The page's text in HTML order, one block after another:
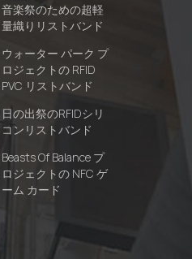
音楽祭のための超軽
量織りリストバンド
ウォーター パーク プ
ロジェクトの RFID
PVC リストバンド
日の出祭のRFIDシリ
コンリストバンド
Beasts Of Balance プ
ロジェクトの NFC ゲ
ーム カード